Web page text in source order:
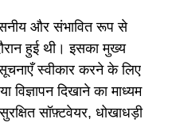
और संभावित रूप से
हुई थी। इसका मुख्य
स्वीकार करने के लिए
दिखाने का माध्यम
सॉफ़्टवेयर, धोखाधड़ी